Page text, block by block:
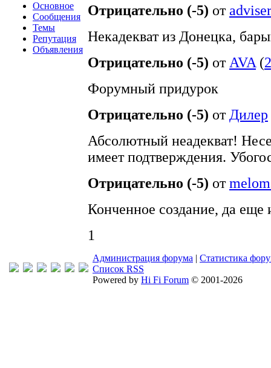
Основное
Сообщения
Темы
Репутация
Объявления
Отрицательно (-5) отadviser
Некадекват из Донецка,
Отрицательно (-5) от AVA (
Форумный придурок
Отрицательно (-5) от Дилер
Абсолютный неадекват!
имеет подтверждения.
Отрицательно (-5) от
Конченное создание, да еще
1
Администрация форума | Статистика
Список RSS
Powered by Hi Fi Forum © 2001-2026